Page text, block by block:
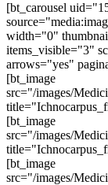
[bt_carousel
width="0"
items_visible="3"
arrows="yes"
[bt_image
src="/images/
[bt_image
src="/images/
[bt_image
src="/images/